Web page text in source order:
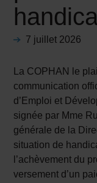
7 juillet 2026
La COPHAN le
communication
d’Emploi et
signée par Mme
générale de la
situation de
l’achèvement du
versement d’un